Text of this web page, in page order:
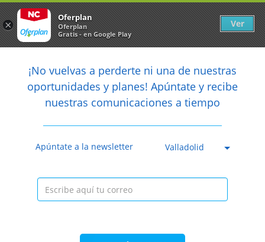

Caducada
Anterior
arrow_back Newsletter
¡No vuelvas a perderte ni una de nuestras
oportunidades y planes! Apúntate y recibe
nuestras comunicaciones a tiempo
Apúntate a la newsletter Valladolid
×
Oferplan
Oferplan
Gratis - en Google Play
Ver